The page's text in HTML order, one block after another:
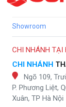
Showroom
CHI NHÁNH TẠI
CHI NHÁNH
Ngõ 109,
P. Phương Liệt,
Xuân, TP Hà Nội